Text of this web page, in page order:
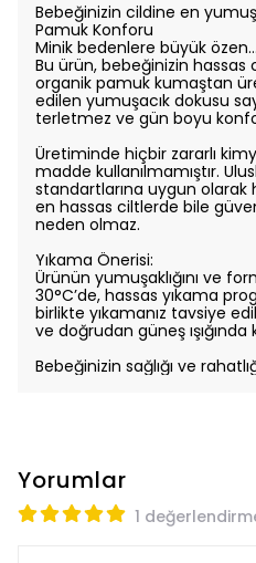
Bebeğinizin cildine en
Pamuk Konforu
Minik bedenlere büyük özen…
Bu ürün, bebeğinizin hassas
organik pamuk kumaştan
edilen yumuşacık dokusu
terletmez ve gün boyu
Üretiminde hiçbir zararlı
madde kullanılmamıştır.
standartlarına uygun olarak
en hassas ciltlerde bile
neden olmaz.
Yıkama Önerisi:
Ürünün yumuşaklığını ve
30°C’de, hassas yıkama
birlikte yıkamanız tavsiye
ve doğrudan güneş ışığında
Bebeğinizin sağlığı ve
Yorumlar
1